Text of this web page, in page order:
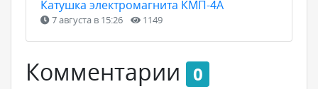
Катушка электромагнита КМП-4А
7 августа в 15:26 1149
Комментарии 0